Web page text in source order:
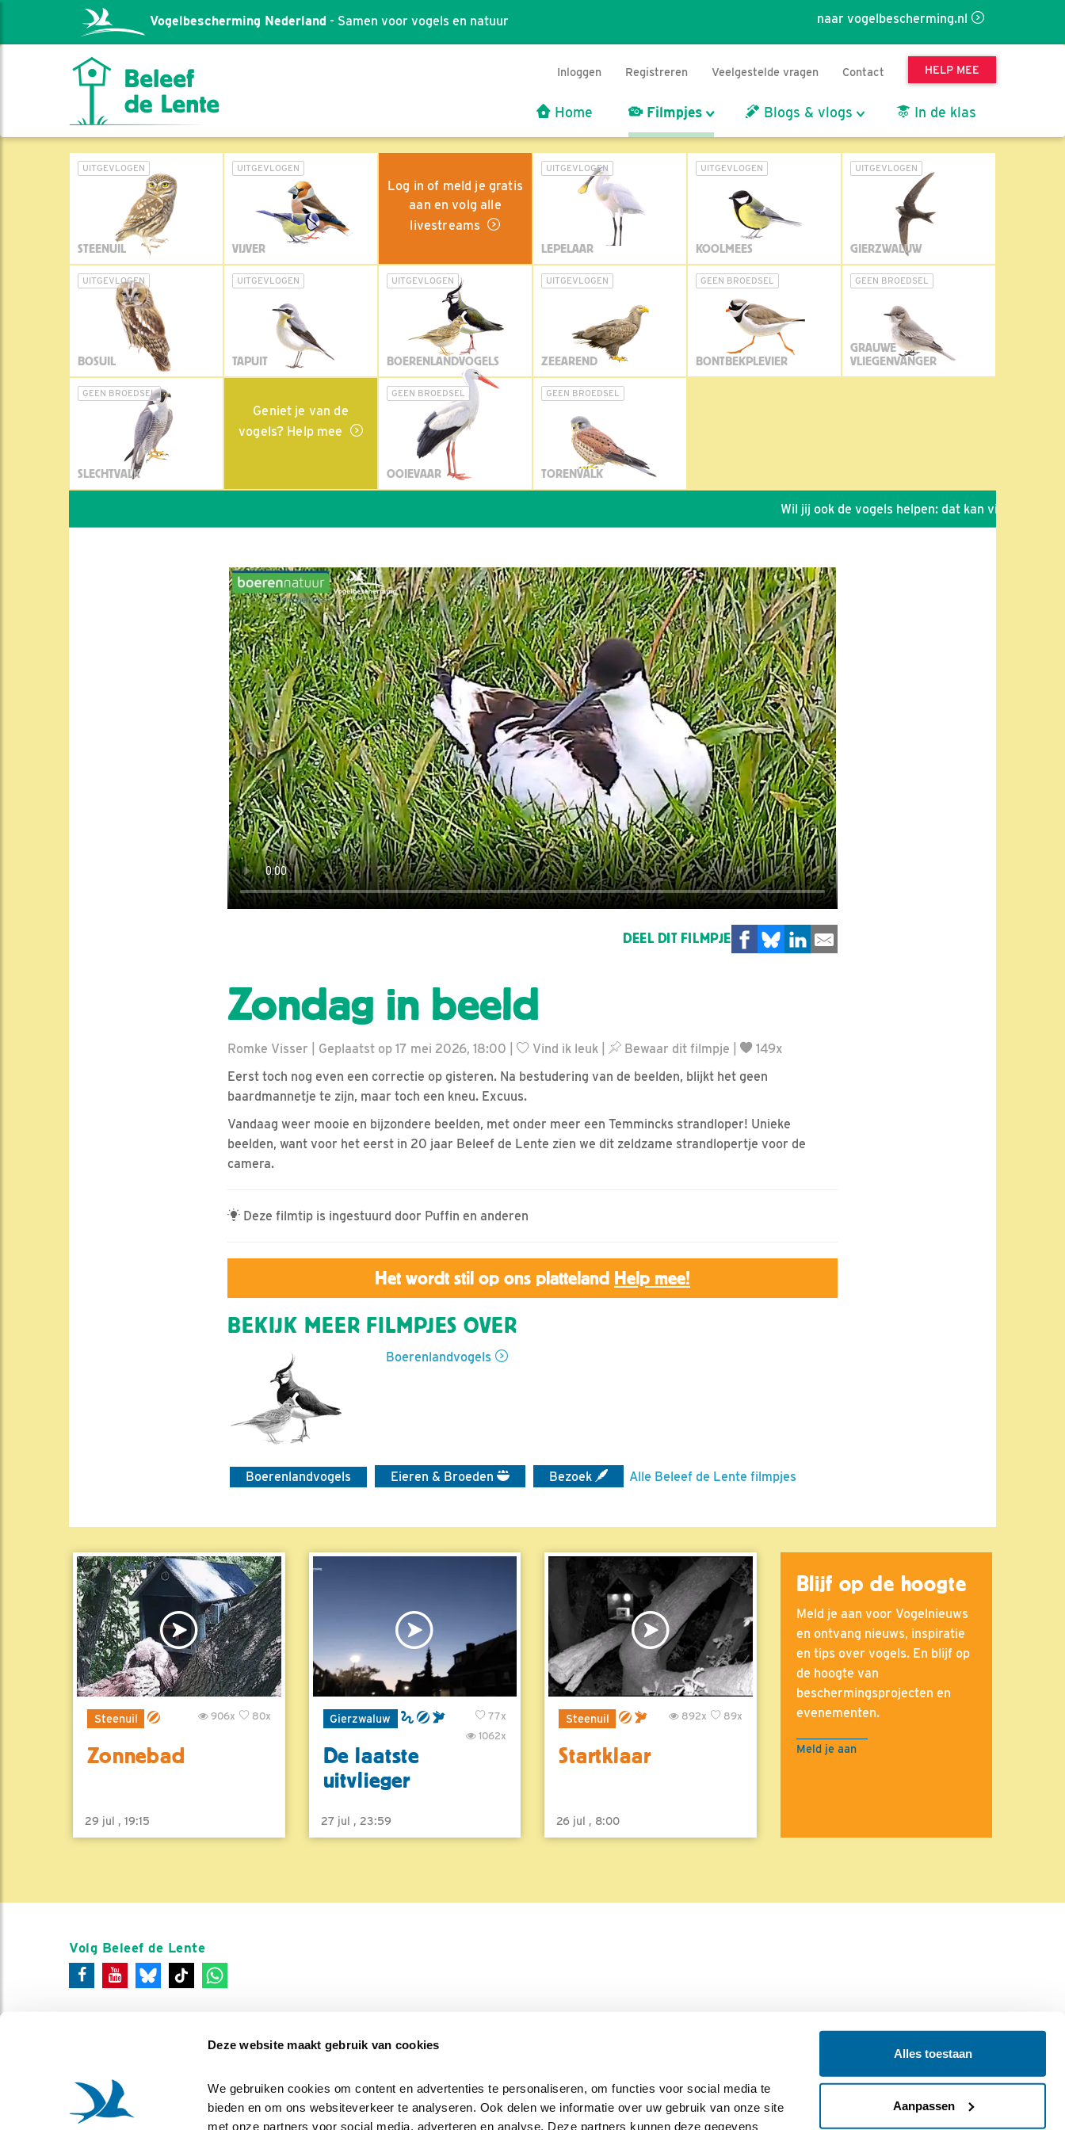
Deze website maakt gebruik van cookies
We gebruiken cookies om content en advertenties te personaliseren, om functies voor social media te
bieden en om ons websiteverkeer te analyseren. Ook delen we informatie over uw gebruik van onze site
met onze partners voor social media, adverteren en analyse. Deze partners kunnen deze gegevens
Alles toestaan
Aanpassen
naar vogelbescherming.nl
Vogelbescherming Nederland - Samen voor vogels en natuur
Inloggen Registreren Veelgestelde vragen Contact HELP MEE
Home Filmpjes Blogs & vlogs In de klas
UITGEVLOGEN
STEENUIL
UITGEVLOGEN
VIJVER
Log in of meld je gratis
aan en volg alle
livestreams
UITGEVLOGEN
LEPELAAR
UITGEVLOGEN
KOOLMEES
UITGEVLOGEN
GIERZWALUW
UITGEVLOGEN
BOSUIL
UITGEVLOGEN
TAPUIT
UITGEVLOGEN
BOERENLANDVOGELS
UITGEVLOGEN
ZEEAREND
GEEN BROEDSEL
BONTBEKPLEVIER
GEEN BROEDSEL
GRAUWE
VLIEGENVANGER
GEEN BROEDSEL
SLECHTVALK
Geniet je van de
vogels? Help mee
GEEN BROEDSEL
OOIEVAAR
GEEN BROEDSEL
TORENVALK
Wil jij ook de vogels helpen: dat kan via de link!
DEEL DIT FILMPJE
Zondag in beeld
Romke Visser | Geplaatst op 17 mei 2026, 18:00 | Vind ik leuk Bewaar dit filmpje
149x
Eerst toch nog even een correctie op gisteren. Na bestudering van de beelden, blijkt het geen
baardmannetje te zijn, maar toch een kneu. Excuus.
Vandaag weer mooie en bijzondere beelden, met onder meer een Temmincks strandloper! Unieke
beelden, want voor het eerst in 20 jaar Beleef de Lente zien we dit zeldzame strandlopertje voor de
camera.
Deze filmtip is ingestuurd door Puffin en anderen
Het wordt stil op ons platteland Help mee!
BEKIJK MEER FILMPJES OVER
Boerenlandvogels
Boerenlandvogels Eieren & Broeden Bezoek Alle Beleef de Lente filmpjes
Steenuil 80x
906x
Zonnebad
29 jul , 19:15
Gierzwaluw
77x
1062x
De laatste
uitvlieger
27 jul , 23:59
Steenuil 89x
892x
Startklaar
26 jul , 8:00
Blijf op de hoogte
Meld je aan voor Vogelnieuws
en ontvang nieuws, inspiratie
en tips over vogels. En blijf op
de hoogte van
beschermingsprojecten en
evenementen.
Meld je aan
Volg Beleef de Lente
Colofon